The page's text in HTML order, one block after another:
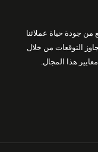
من جودة حياة عملائنا
التوقعات من خلال
هذا المجال.